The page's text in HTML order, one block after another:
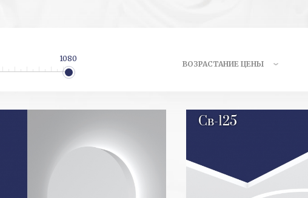
1080
Св-125